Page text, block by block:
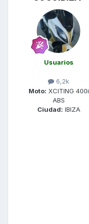
Usuarios
6,2k
Moto: XCITING 400i
ABS
Ciudad: IBIZA